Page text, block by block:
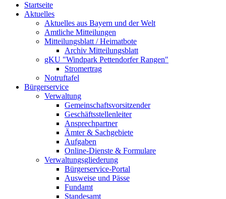
Startseite
Aktuelles
Aktuelles aus Bayern und der Welt
Amtliche Mitteilungen
Mitteilungsblatt / Heimatbote
Archiv Mitteilungsblatt
gKU "Windpark Pettendorfer Rangen"
Stromertrag
Notruftafel
Bürgerservice
Verwaltung
Gemeinschaftsvorsitzender
Geschäftsstellenleiter
Ansprechpartner
Ämter & Sachgebiete
Aufgaben
Online-Dienste & Formulare
Verwaltungsgliederung
Bürgerservice-Portal
Ausweise und Pässe
Fundamt
Standesamt